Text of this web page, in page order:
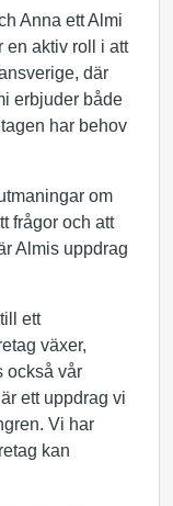
Anna ett Almi
en aktiv roll i att
där
erbjuder både
har behov
om
frågor och att
Almis uppdrag
ett
växer,
också vår
ett uppdrag vi
Vi har
kan